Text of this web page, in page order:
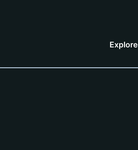
Explore